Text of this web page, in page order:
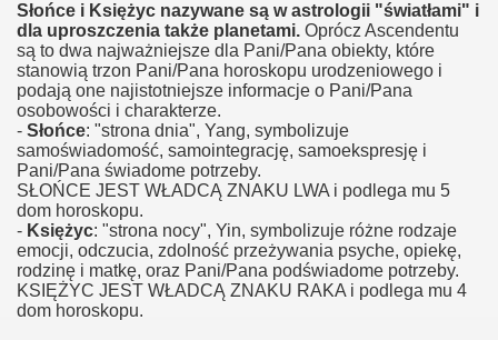
Słońce i Księżyc nazywane są w astrologii "światłami" i
dla uproszczenia także planetami. Oprócz Ascendentu
są to dwa najważniejsze dla Pani/Pana obiekty, które
stanowią trzon Pani/Pana horoskopu urodzeniowego i
podają one najistotniejsze informacje o Pani/Pana
osobowości i charakterze.
- Słońce: "strona dnia", Yang, symbolizuje
samoświadomość, samointegrację, samoekspresję i
Pani/Pana świadome potrzeby.
SŁOŃCE JEST WŁADCĄ ZNAKU LWA i podlega mu 5
dom horoskopu.
- Księżyc: "strona nocy", Yin, symbolizuje różne rodzaje
emocji, odczucia, zdolność przeżywania psyche, opiekę,
rodzinę i matkę, oraz Pani/Pana podświadome potrzeby.
KSIĘŻYC JEST WŁADCĄ ZNAKU RAKA i podlega mu 4
dom horoskopu.